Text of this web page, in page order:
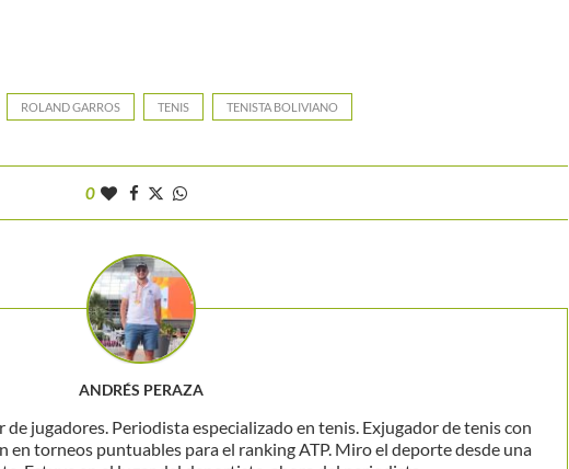
ROLAND GARROS TENIS TENISTA BOLIVIANO
0
ANDRÉS PERAZA
jugadores. Periodista especializado en tenis. Exjugador de tenis con
en torneos puntuables para el ranking ATP. Miro el deporte desde una